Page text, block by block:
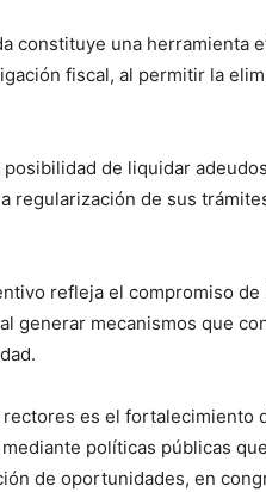
constituye una herramienta
fiscal, al permitir la
de liquidar adeudos
regularización de sus
refleja el compromiso de
generar mecanismos que
es el fortalecimiento
políticas públicas
de oportunidades, en